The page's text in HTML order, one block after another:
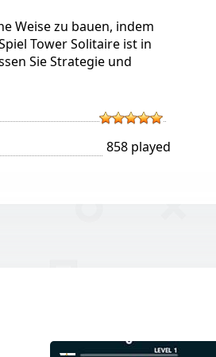
Weise zu bauen, indem
Tower Solitaire ist in
Sie Strategie und
858 played